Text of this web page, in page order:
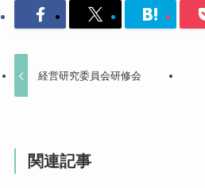
経営研究委員会研修会
関連記事